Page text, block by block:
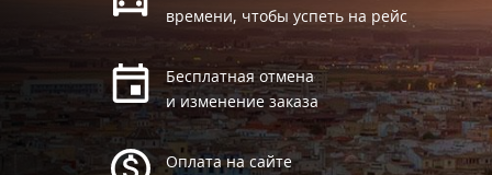
времени, чтобы успеть на рейс
Бесплатная отмена
и изменение заказа
Оплата на сайте